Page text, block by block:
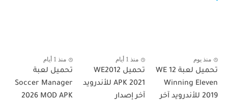
منذ يوم
تحميل لعبة WE 12
Winning Eleven
2019 للأندرويد آخر
منذ 1 أيام
تحميل WE2012
APK 2021 للأندرويد
آخر إصدار
منذ 1 أيام
تحميل لعبة
Soccer Manager
2026 MOD APK